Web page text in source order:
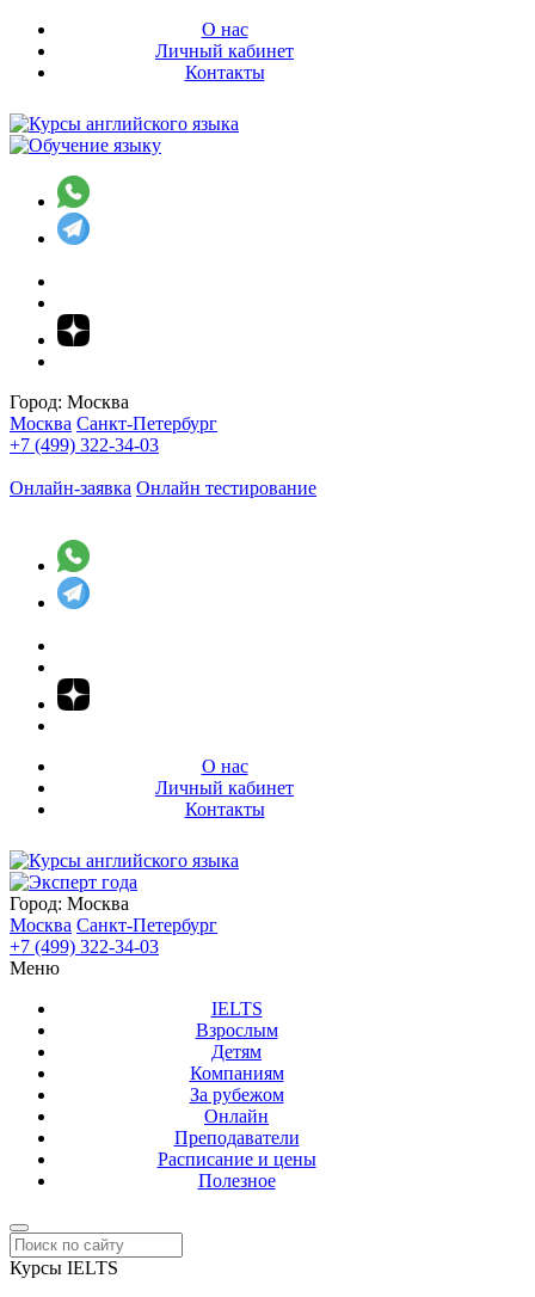
О нас
Личный кабинет
Контакты
Город: Москва
Москва Санкт-Петербург
+7 (499) 322-34-03
Онлайн-заявка Онлайн тестирование
О нас
Личный кабинет
Контакты
Город: Москва
Москва Санкт-Петербург
+7 (499) 322-34-03
Меню
IELTS
Взрослым
Детям
Компаниям
За рубежом
Онлайн
Преподаватели
Расписание и цены
Полезное
Курсы IELTS